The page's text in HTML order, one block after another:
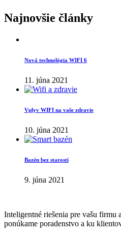
Najnovšie články
Nová technológia WIFI 6
11. júna 2021
Vplyv WIFI na vaše zdravie
10. júna 2021
Bazén bez starostí
9. júna 2021
Inteligentné riešenia pre vašu firmu
ponúkame poradenstvo a ku